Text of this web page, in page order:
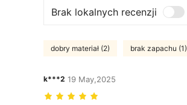
Brak lokalnych recenzji
dobry materiał (2) brak zapachu (1)
k***2 19 May,2025